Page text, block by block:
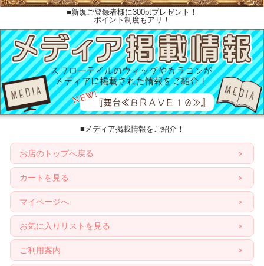
■新規ご登録者様に300ptプレゼント！
ポイント制度もアリ！
■メディア掲載情報をご紹介！
お店のトップへ戻る
カートを見る
マイページへ
お気に入りリストを見る
ご利用案内